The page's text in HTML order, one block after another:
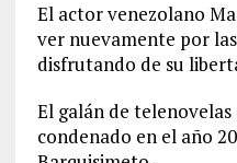
El actor venezolano
ver nuevamente por
disfrutando de su
El galán de telenovelas
condenado en el año